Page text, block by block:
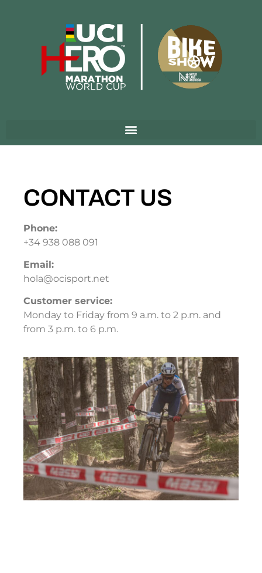
CONTACT US
Phone:
+34 938 088 091
Email:
hola@ocisport.net
Customer service:
Monday to Friday from 9 a.m. to 2 p.m. and
from 3 p.m. to 6 p.m.